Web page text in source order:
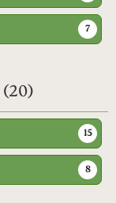
7
(20)
15
8